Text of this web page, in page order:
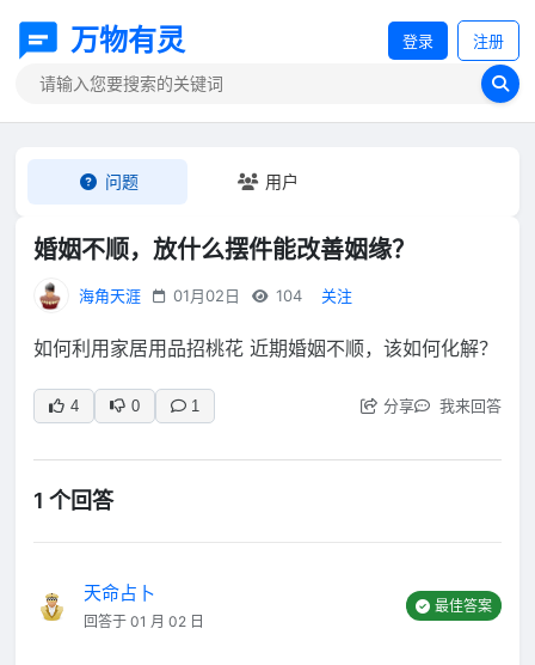
万物有灵 登录 注册
问题 用户
婚姻不顺，放什么摆件能改善姻缘？
海角天涯 01月02日 104 关注
如何利用家居用品招桃花 近期婚姻不顺，该如何化解？
4 0 1 分享 我来回答
1 个回答
天命占卜
回答于 01 月 02 日
最佳答案